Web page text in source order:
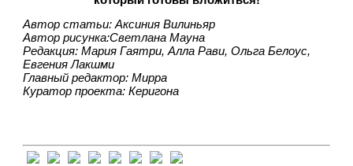
Автор статьи: Аксиния Вилиньяр
Автор рисунка:Светлана Мауна
Редакция: Мария Гаятри, Алла Рави, Ольга Белоус,
Евгения Лакшми
Главный редактор: Мирра
Куратор проекта: Керигона